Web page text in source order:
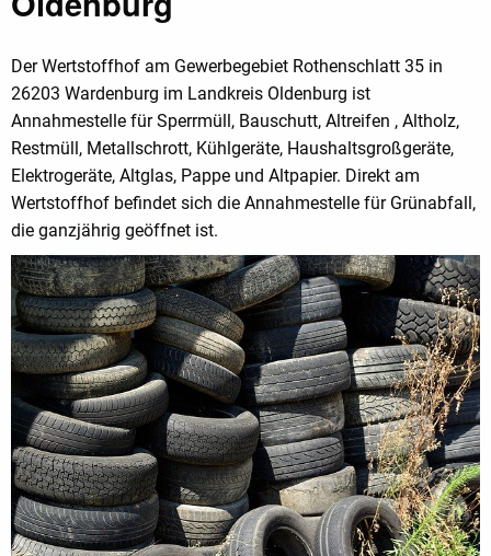
Der Wertstoffhof am Gewerbegebiet Rothenschlatt 35 in
26203 Wardenburg im Landkreis Oldenburg ist
Annahmestelle für Sperrmüll, Bauschutt, Altreifen , Altholz,
Restmüll, Metallschrott, Kühlgeräte, Haushaltsgroßgeräte,
Elektrogeräte, Altglas, Pappe und Altpapier. Direkt am
Wertstoffhof befindet sich die Annahmestelle für Grünabfall,
die ganzjährig geöffnet ist.